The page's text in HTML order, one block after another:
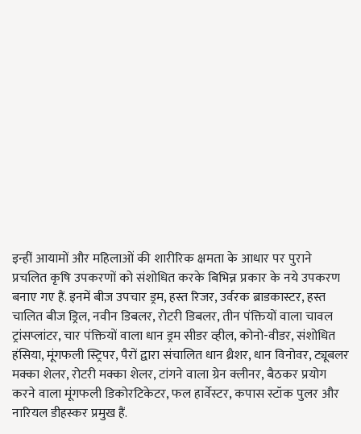
इन्हीं आयामों और महिलाओं की शारीरिक क्षमता के आधार पर पुराने
प्रचलित कृषि उपकरणों को संशोधित करके बिभिन्न प्रकार के नये उपकरण
बनाए गए हैं. इनमें बीज उपचार ड्रम, हस्त रिजर, उर्वरक ब्राडकास्टर, हस्त
चालित बीज ड्रिल, नवीन डिबलर, रोटरी डिबलर, तीन पंक्तियों वाला चावल
ट्रांसप्लांटर, चार पंक्तियों वाला धान ड्रम सीडर व्हील, कोनो-वीडर, संशोधित
हंसिया, मूंगफली स्ट्रिपर, पैरों द्वारा संचालित धान थ्रैशर, धान विनोवर, ट्यूबलर
मक्का शेलर, रोटरी मक्का शेलर, टांगने वाला ग्रेन क्लीनर, बैठकर प्रयोग
करने वाला मूंगफली डिकोरटिकेटर, फल हार्वेस्टर, कपास स्टॉक पुलर और
नारियल डीहस्कर प्रमुख हैं.